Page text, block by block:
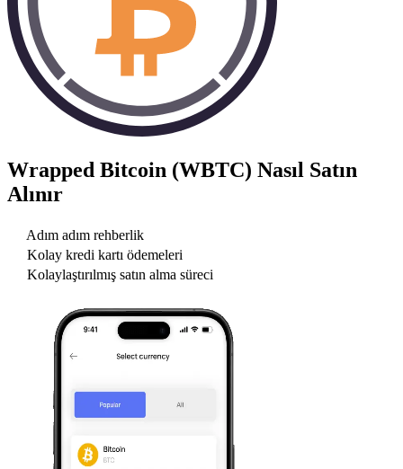
Wrapped Bitcoin (WBTC) Nasıl Satın
Alınır
Adım adım rehberlik
Kolay kredi kartı ödemeleri
Kolaylaştırılmış satın alma süreci